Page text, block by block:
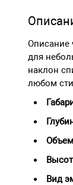
Описание
для
наклон
любом
Вид